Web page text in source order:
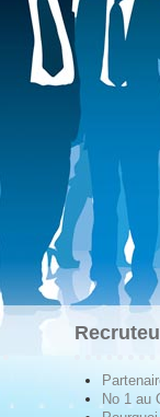
No 1 au